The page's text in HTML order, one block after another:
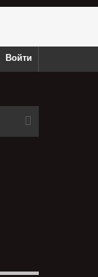
Войти